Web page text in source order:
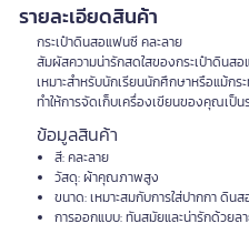
รายละเอียดสินค้า
กระเป๋าดินสอแฟนซี คละลาย
สัมผัสความน่ารักสดใสของกระเป๋าดินส
เหมาะสำหรับนักเรียนนักศึกษาหรือแม้ก
ทำให้การจัดเก็บเครื่องเขียนของคุณเป็
ข้อมูลสินค้า
สี: คละลาย
วัสดุ: ผ้าคุณภาพสูง
ขนาด: เหมาะสมกับการใส่ปากกา ดิน
การออกแบบ: ทันสมัยและน่ารักด้วยล